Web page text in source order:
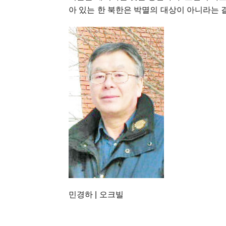
아 있는 한 북한은 박멸의 대상이 아니라는
민경하 | 오크빌